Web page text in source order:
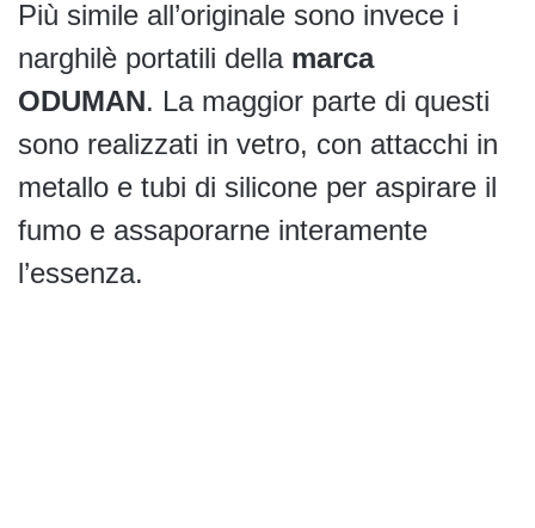
Più simile all’originale sono invece i
narghilè portatili della marca
ODUMAN. La maggior parte di questi
sono realizzati in vetro, con attacchi in
metallo e tubi di silicone per aspirare il
fumo e assaporarne interamente
l’essenza.